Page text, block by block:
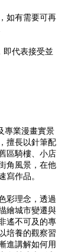
如有需要可再
即代表接受並
專業漫畫實景
擅長以針筆配
區騎樓、小店
角風景，在他
寫作品。
彩理念，透過
繪城市變遷與
遙不可及的專
培養的觀察習
進講解如何用